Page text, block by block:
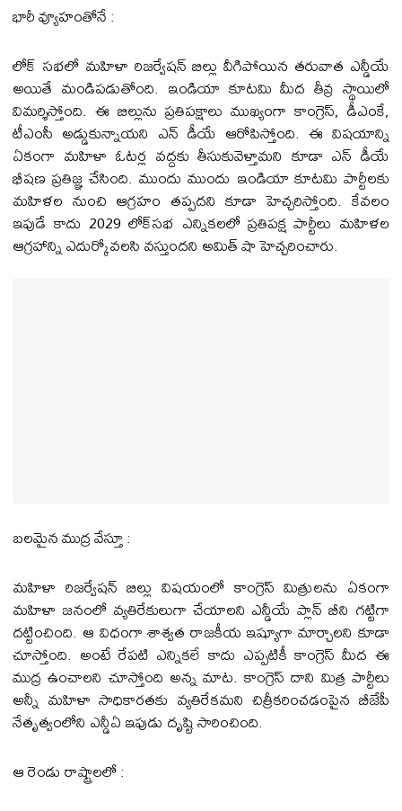
భారీ వ్యూహంతోనే :
లోక్ సభలో మహిళా రిజర్వేషన్ బిల్లు వీగిపోయిన తరువాత ఎన్డీయే
అయితే మండిపడుతోంది. ఇండియా కూటమి మీద తీవ్ర స్థాయిలో
విమర్శిస్తోంది. ఈ బిల్లును ప్రతిపక్షాలు ముఖ్యంగా కాంగ్రెస్, డీఎంకే,
టీఎంసీ అడ్డుకున్నాయని ఎన్ డీయే ఆరోపిస్తోంది. ఈ విషయాన్ని
ఏకంగా మహిళా ఓటర్ల వద్దకు తీసుకువెళ్తామని కూడా ఎన్ డీయే
భీషణ ప్రతిజ్ఞ చేసింది. ముందు ముందు ఇండియా కూటమి పార్టీలకు
మహిళల నుంచి ఆగ్రహం తప్పదని కూడా హెచ్చరిస్తోంది. కేవలం
ఇపుడే కాదు 2029 లోక్‌సభ ఎన్నికలలో ప్రతిపక్ష పార్టీలు మహిళల
ఆగ్రహాన్ని ఎదుర్కోవలసి వస్తుందని అమిత్ షా హెచ్చరించారు.
బలమైన ముద్ర వేస్తూ :
మహిళా రిజర్వేషన్ బిల్లు విషయంలో కాంగ్రెస్ మిత్రులను ఏకంగా
మహిళా జనంలో వ్యతిరేకులుగా చేయాలని ఎన్డీయే ప్లాన్ బీని గట్టిగా
దట్టించింది. ఆ విధంగా శాశ్వత రాజకీయ ఇష్యూగా మార్చాలని కూడా
చూస్తోంది. అంటే రేపటి ఎన్నికలే కాదు ఎప్పటికీ కాంగ్రెస్ మీద ఈ
ముద్ర ఉంచాలని చూస్తోంది అన్న మాట. కాంగ్రెస్ దాని మిత్ర పార్టీలు
అన్నీ మహిళా సాధికారతకు వ్యతిరేకమని చిత్రీకరించడంపైన బీజేపీ
నేతృత్వంలోని ఎన్డీఏ ఇపుడు దృష్టి సారించింది.
ఆ రెండు రాష్ట్రాలలో :